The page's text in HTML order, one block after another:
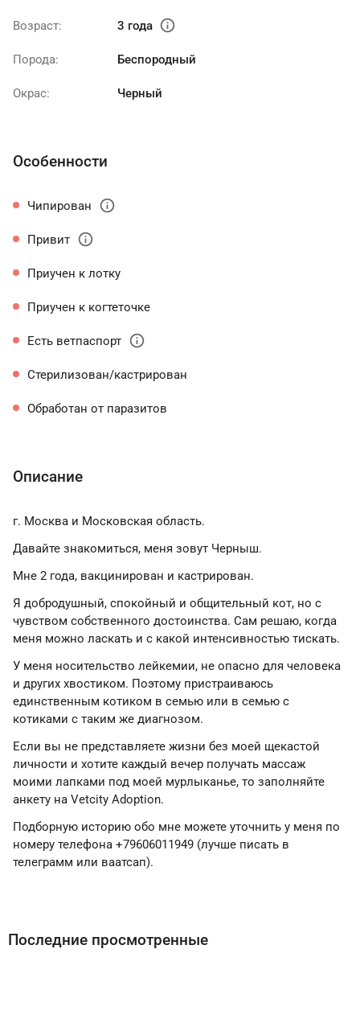
Возраст: 3 года info
Порода: Беспородный
Окрас: Черный
Особенности
Чипирован info
Привит info
Приучен к лотку
Приучен к когтеточке
Есть ветпаспорт info
Стерилизован/кастрирован
Обработан от паразитов
Описание
г. Москва и Московская область.
Давайте знакомиться, меня зовут Черныш.
Мне 2 года, вакцинирован и кастрирован.
Я добродушный, спокойный и общительный кот, но с
чувством собственного достоинства. Сам решаю, когда
меня можно ласкать и с какой интенсивностью тискать.
У меня носительство лейкемии, не опасно для человека
и других хвостиком. Поэтому пристраиваюсь
единственным котиком в семью или в семью с
котиками с таким же диагнозом.
Если вы не представляете жизни без моей щекастой
личности и хотите каждый вечер получать массаж
моими лапками под моей мурлыканье, то заполняйте
анкету на Vetcity Adoption.
Подборную историю обо мне можете уточнить у меня по
номеру телефона +79606011949 (лучше писать в
телеграмм или ваатсап).
Последние просмотренные